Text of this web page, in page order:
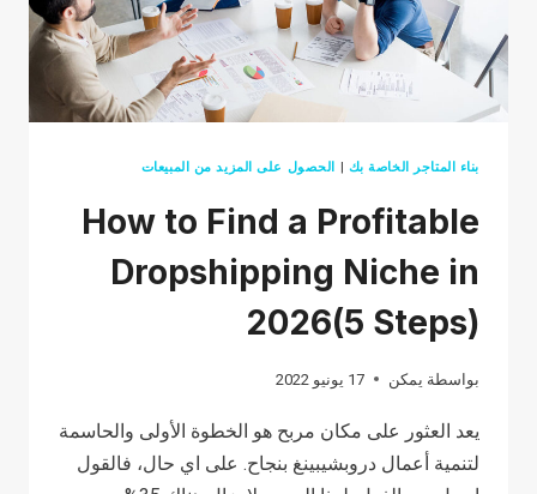
بناء المتاجر الخاصة بك | الحصول على المزيد من المبيعات
How to Find a Profitable
Dropshipping Niche in
2026(5 Steps)
بواسطة يمكن 17 يونيو 2022
يعد العثور على مكان مربح هو الخطوة الأولى والحاسمة
لتنمية أعمال دروبشيبينغ بنجاح. على اي حال، فالقول